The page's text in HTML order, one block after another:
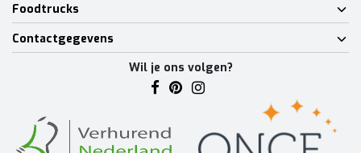
Foodtrucks
Contactgegevens
Wil je ons volgen?